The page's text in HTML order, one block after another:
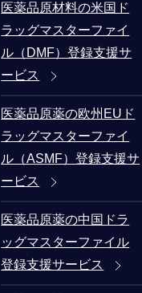
医薬品原材料の米国ド
ラッグマスターファイ
ル（DMF）登録支援サ
ービス
医薬品原薬の欧州EUド
ラッグマスターファイ
ル（ASMF）登録支援サ
ービス
医薬品原薬の中国ドラ
ッグマスターファイル
登録支援サービス